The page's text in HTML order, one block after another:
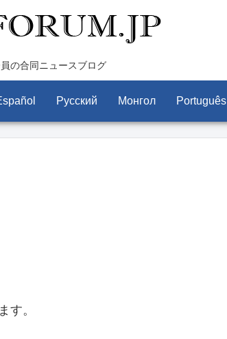
の合同ニュースブログ
Pусский Монгол Português
す。